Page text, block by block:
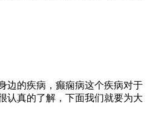
边的疾病，癫痫病这个疾病对于
认真的了解，下面我们就要为大